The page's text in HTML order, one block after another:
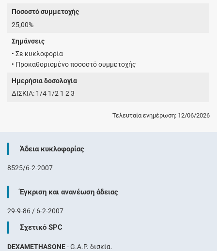
Ποσοστό συμμετοχής
25,00%
Σημάνσεις
• Σε κυκλοφορία
• Προκαθορισμένο ποσοστό συμμετοχής
Ημερήσια δοσολογία
ΔΙΣΚΙΑ: 1/4 1/2 1 2 3
Τελευταία ενημέρωση: 12/06/2026
Άδεια κυκλοφορίας
8525/6-2-2007
Έγκριση και ανανέωση άδειας
29-9-86 / 6-2-2007
Σχετικό SPC
DEXAMETHASONE- G.A.P. δισκία.